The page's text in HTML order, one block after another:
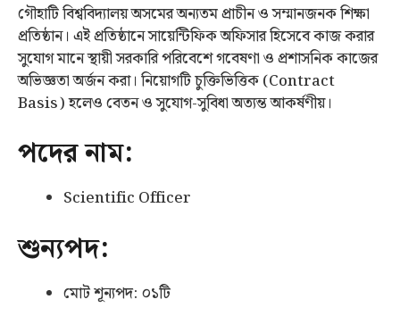
গৌহাটি বিশ্ববিদ্যালয় অসমের অন্যতম প্রাচীন ও সম্মানজনক শিক্ষা
প্রতিষ্ঠান। এই প্রতিষ্ঠানে সায়েন্টিফিক অফিসার হিসেবে কাজ করার
সুযোগ মানে স্থায়ী সরকারি পরিবেশে গবেষণা ও প্রশাসনিক কাজের
অভিজ্ঞতা অর্জন করা। নিয়োগটি চুক্তিভিত্তিক (Contract
Basis) হলেও বেতন ও সুযোগ-সুবিধা অত্যন্ত আকর্ষণীয়।
পদের নাম:
Scientific Officer
শুন্যপদ:
মোট শূন্যপদ: ০১টি